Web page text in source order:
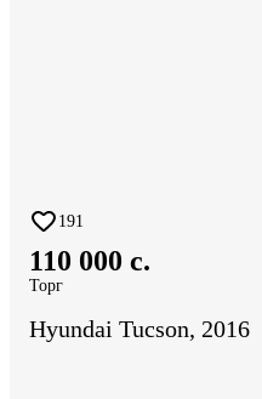
191
110 000 c.
Торг
Hyundai Tucson, 2016